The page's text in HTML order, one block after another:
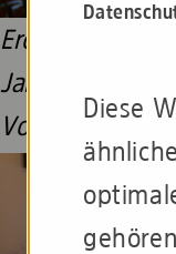
Eröffnung der
Jahresbericht
Vorsitzenden
Diese